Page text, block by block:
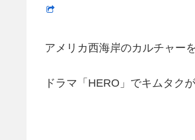
アメリカ西海岸のカルチャー
ドラマ「HERO」でキムタク